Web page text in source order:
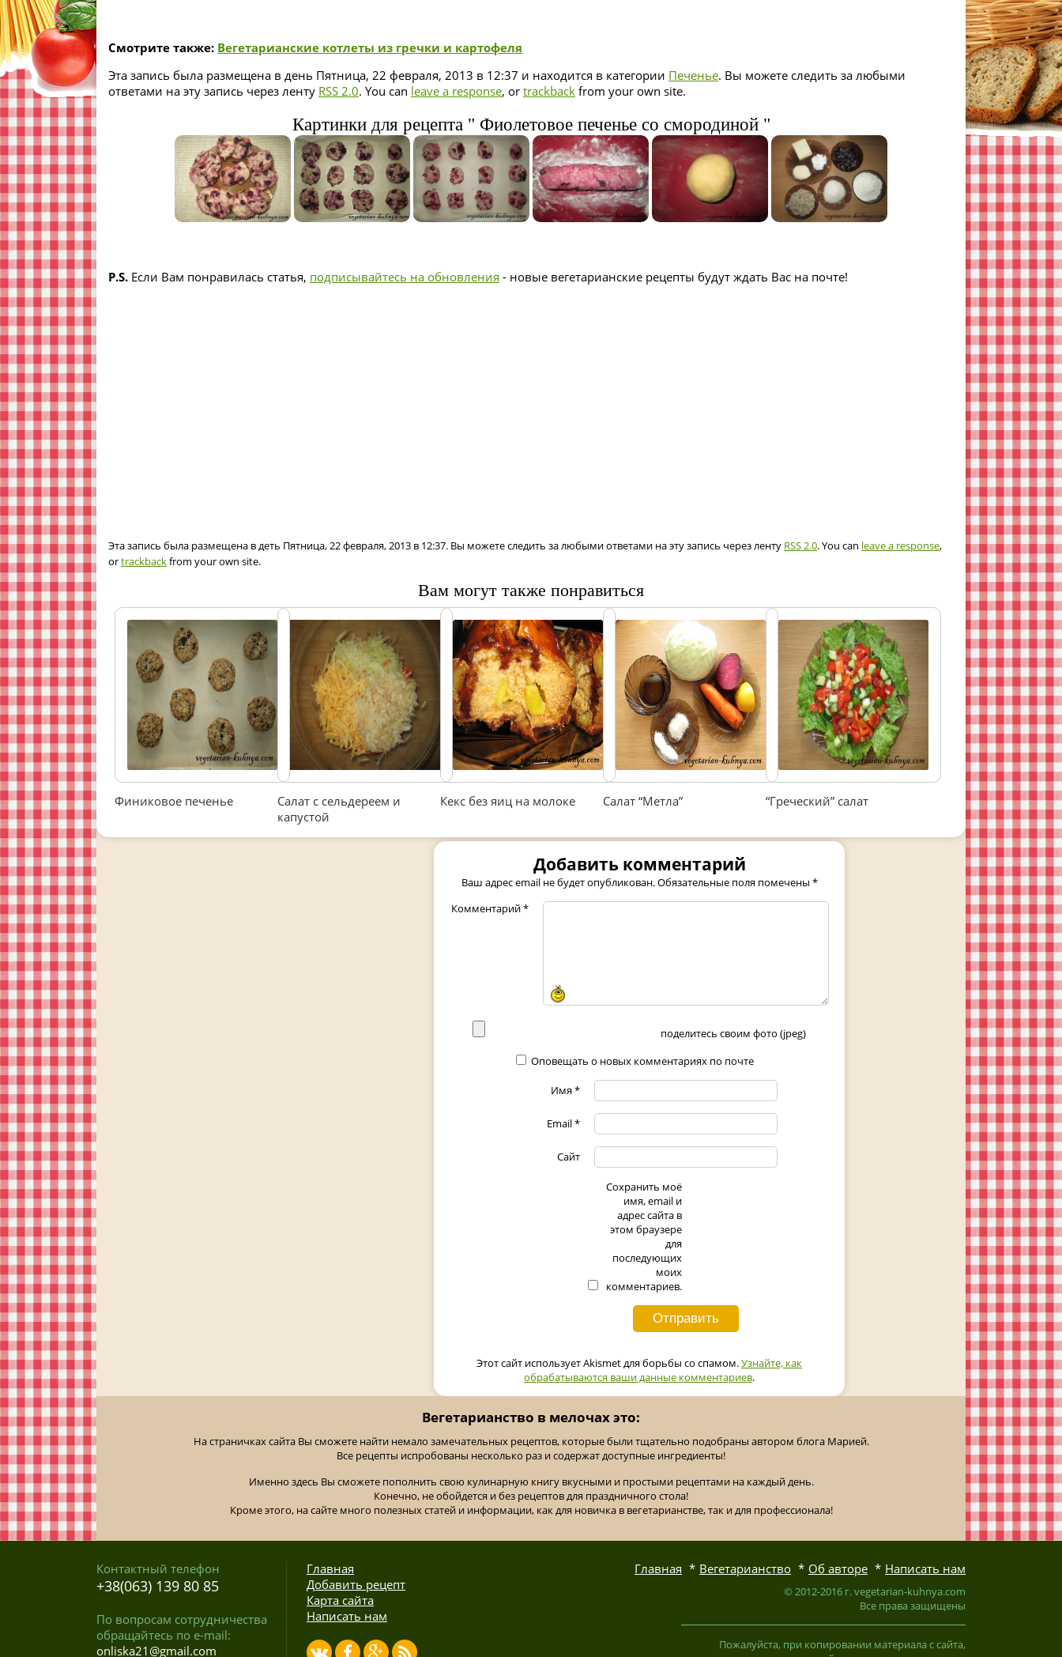
Смотрите также: Вегетарианские котлеты из гречки и картофеля
Эта запись была размещена в день Пятница, 22 февраля, 2013 в 12:37 и находится в категории Печенье. Вы можете следить за любыми
ответами на эту запись через ленту RSS 2.0. You can leave a response, or trackback from your own site.
Картинки для рецепта " Фиолетовое печенье со смородиной "
P.S. Если Вам понравилась статья, подписывайтесь на обновления - новые вегетарианские рецепты будут ждать Вас на почте!
Эта запись была размещена в деть Пятница, 22 февраля, 2013 в 12:37. Вы можете следить за любыми ответами на эту запись через ленту RSS 2.0. You can leave a response,
ortrackbackfrom your own site.
Вам могут также понравиться
Финиковое печенье
Салат с сельдереем и
капустой
Кекс без яиц на молоке Салат “Метла” “Греческий” салат
Добавить комментарий
Ваш адрес email не будет опубликован.Обязательные поля помечены *
Комментарий*
поделитесь своим фото (jpeg)
Оповещать о новых комментариях по почте
Имя*
Email*
Сайт
Сохранить моё
имя, email и
адрес сайта в
этом браузере
для
последующих
моих
комментариев.
Этот сайт использует Akismet для борьбы со спамом.Узнайте, как
обрабатываются ваши данные комментариев.
Вегетарианство в мелочах это:
На страничках сайта Вы сможете найти немало замечательных рецептов, которые были тщательно подобраны автором блога Марией.
Все рецепты испробованы несколько раз и содержат доступные ингредиенты!
Именно здесь Вы сможете пополнить свою кулинарную книгу вкусными и простыми рецептами на каждый день.
Конечно, не обойдется и без рецептов для праздничного стола!
Кроме этого, на сайте много полезных статей и информации, как для новичка в вегетарианстве, так и для профессионала!
Контактный телефон
+38(063) 139 80 85
По вопросам сотрудничества
обращайтесь по e-mail:
onliska21@gmail.com
Главная
Добавить рецепт
Карта сайта
Написать нам
Главная Вегетарианство Об авторе Написать нам
© 2012-2016 г. vegetarian-kuhnya.com
Все права защищены
Пожалуйста, при копировании материала с сайта,